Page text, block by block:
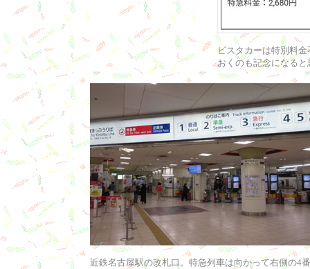
ビスタカーは特別料
おくのも記念になると
近鉄名古屋駅の改札口。特急列車は向かって右側の4